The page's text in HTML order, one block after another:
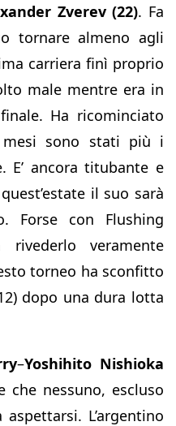
Zverev (22). Fa
tornare almeno agli
carriera finì proprio
male mentre era in
Ha ricominciato
sono stati più i
E’ ancora titubante e
il suo sarà
Forse con Flushing
rivederlo veramente
torneo ha sconfitto
dopo una dura lotta
–Yoshihito Nishioka
nessuno, escluso
L’argentino